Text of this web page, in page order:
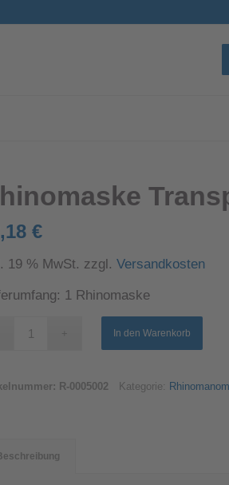
€
19 % MwSt. zzgl.Versandkosten
1 Rhinomaske
In den Warenkorb
R-0005002 Kategorie: